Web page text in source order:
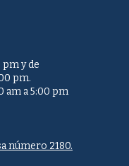
pm y de
pm.
am a 5:00 pm
número 2180.